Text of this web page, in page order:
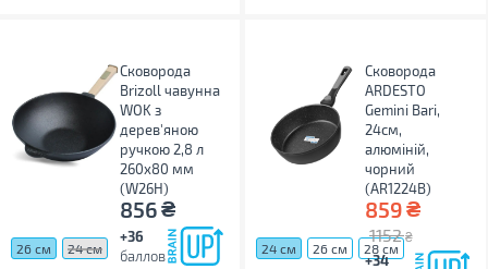
Сковорода
Brizoll чавунна
WOK з
дерев'яною
ручкою 2,8 л
260х80 мм
(W26H)
856₴
+36
баллов
26 см 24 см
Сковорода
ARDESTO
Gemini Bari,
24см,
алюміній,
чорний
(AR1224B)
859₴
1152 ₴
+34
24 см 26 см 28 см